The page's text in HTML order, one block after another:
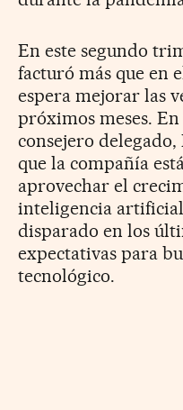
En este segundo
facturó más que en
espera mejorar las
próximos meses.
consejero delegado,
que la compañía
aprovechar el
inteligencia
disparado en los
expectativas para
tecnológico.